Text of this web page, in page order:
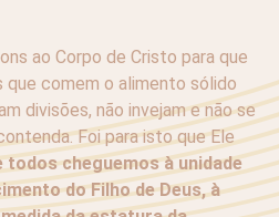
ao Corpo de Cristo para que
que comem o alimento sólido
divisões, não invejam e não se
Foi para isto que Ele
todos cheguemos à unidade
do Filho de Deus, à